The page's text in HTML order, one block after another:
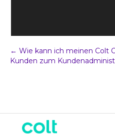
Post
← Wie kann ich meinen Colt
Kunden zum